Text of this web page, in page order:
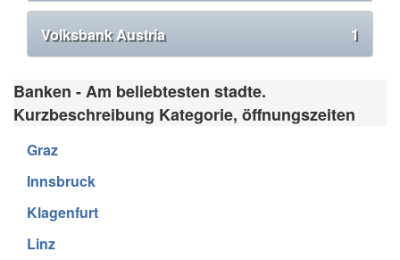
Volksbank Austria 1
Banken - Am beliebtesten stadte.
Kurzbeschreibung Kategorie, öffnungszeiten
Graz
Innsbruck
Klagenfurt
Linz